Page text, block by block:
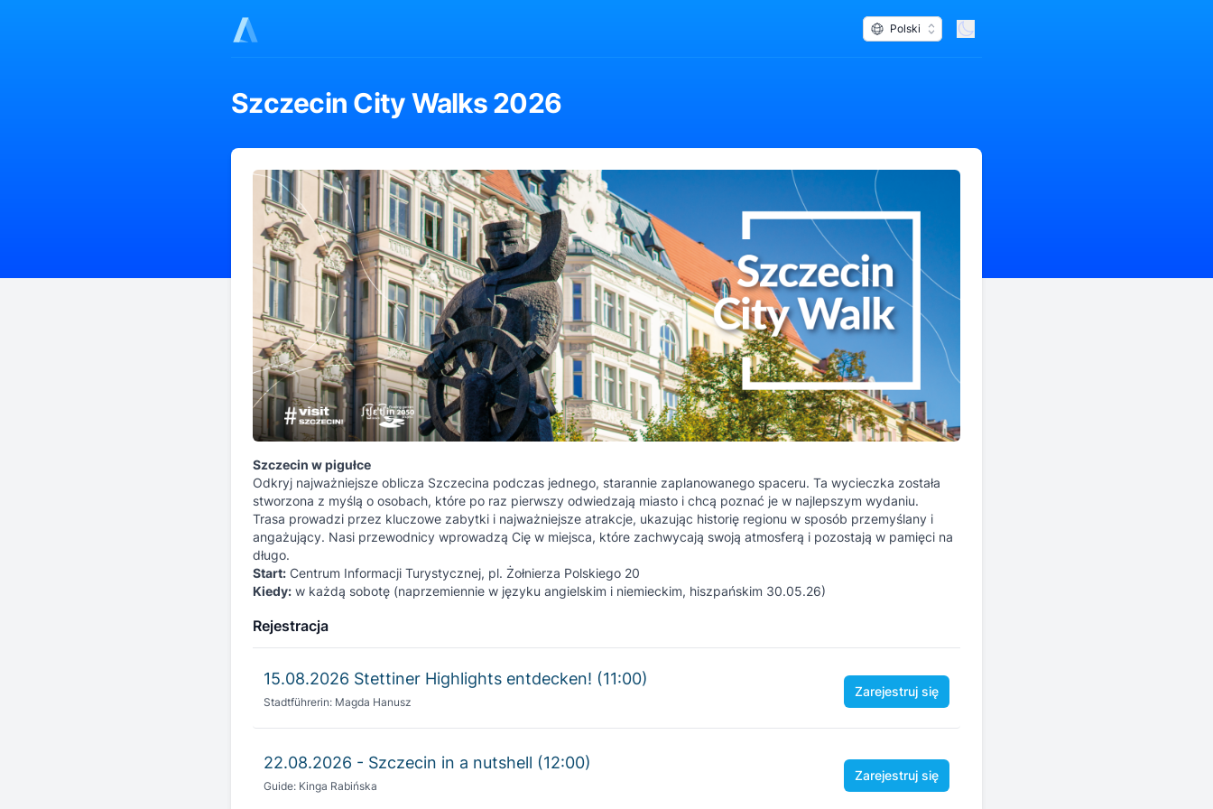
Polski
Szczecin City Walks 2026
Szczecin w pigułce
Odkryj najważniejsze oblicza Szczecina podczas jednego, starannie zaplanowanego spaceru. Ta wycieczka została
stworzona z myślą o osobach, które po raz pierwszy odwiedzają miasto i chcą poznać je w najlepszym wydaniu.
Trasa prowadzi przez kluczowe zabytki i najważniejsze atrakcje, ukazując historię regionu w sposób przemyślany i
angażujący. Nasi przewodnicy wprowadzą Cię w miejsca, które zachwycają swoją atmosferą i pozostają w pamięci na
długo.
Start: Centrum Informacji Turystycznej, pl. Żołnierza Polskiego 20
Kiedy: w każdą sobotę (naprzemiennie w języku angielskim i niemieckim, hiszpańskim 30.05.26)
Rejestracja
15.08.2026 Stettiner Highlights entdecken! (11:00)
Stadtführerin: Magda Hanusz
Zarejestruj się
22.08.2026 - Szczecin in a nutshell (12:00)
Guide: Kinga Rabińska
Zarejestruj się